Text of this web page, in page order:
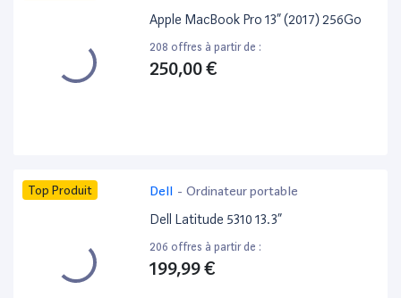
Apple MacBook Pro 13” (2017) 256Go
208 offres à partir de :
250,00 €
Top Produit Dell - Ordinateur portable
Dell Latitude 5310 13.3”
206 offres à partir de :
199,99 €